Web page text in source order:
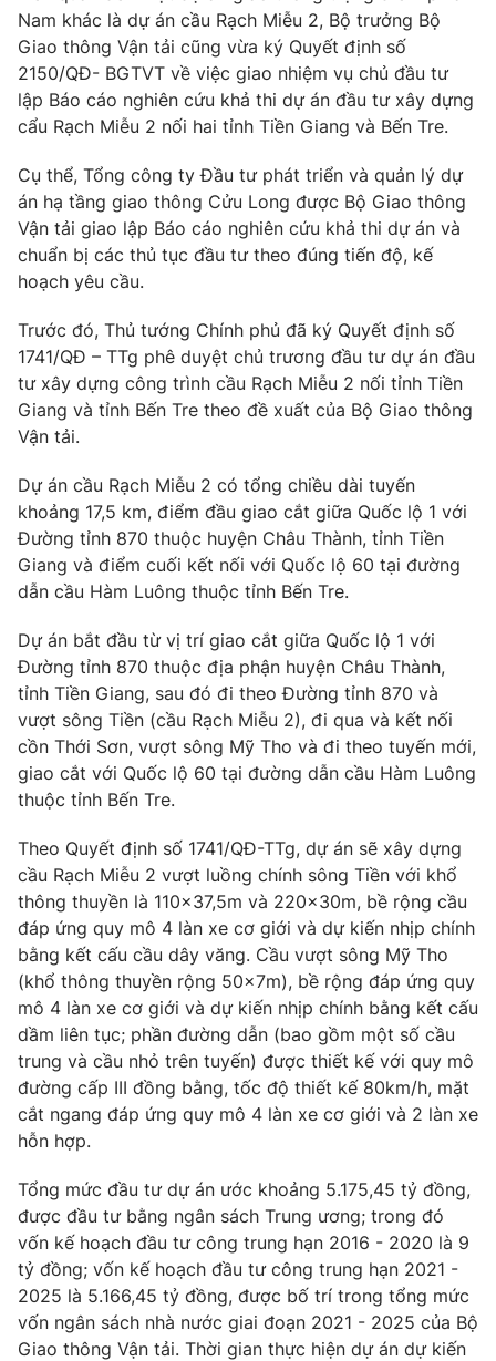
Nam khác là dự án cầu Rạch Miễu 2, Bộ trưởng Bộ
Giao thông Vận tải cũng vừa ký Quyết định số
2150/QĐ- BGTVT về việc giao nhiệm vụ chủ đầu tư
lập Báo cáo nghiên cứu khả thi dự án đầu tư xây dựng
cẩu Rạch Miễu 2 nối hai tỉnh Tiền Giang và Bến Tre.
Cụ thể, Tổng công ty Đầu tư phát triển và quản lý dự
án hạ tầng giao thông Cửu Long được Bộ Giao thông
Vận tải giao lập Báo cáo nghiên cứu khả thi dự án và
chuẩn bị các thủ tục đầu tư theo đúng tiến độ, kế
hoạch yêu cầu.
Trước đó, Thủ tướng Chính phủ đã ký Quyết định số
1741/QĐ – TTg phê duyệt chủ trương đầu tư dự án đầu
tư xây dựng công trình cầu Rạch Miễu 2 nối tỉnh Tiền
Giang và tỉnh Bến Tre theo đề xuất của Bộ Giao thông
Vận tải.
Dự án cầu Rạch Miễu 2 có tổng chiều dài tuyến
khoảng 17,5 km, điểm đầu giao cắt giữa Quốc lộ 1 với
Đường tỉnh 870 thuộc huyện Châu Thành, tỉnh Tiền
Giang và điểm cuối kết nối với Quốc lộ 60 tại đường
dẫn cầu Hàm Luông thuộc tỉnh Bến Tre.
Dự án bắt đầu từ vị trí giao cắt giữa Quốc lộ 1 với
Đường tỉnh 870 thuộc địa phận huyện Châu Thành,
tỉnh Tiền Giang, sau đó đi theo Đường tỉnh 870 và
vượt sông Tiền (cầu Rạch Miễu 2), đi qua và kết nối
cồn Thới Sơn, vượt sông Mỹ Tho và đi theo tuyến mới,
giao cắt với Quốc lộ 60 tại đường dẫn cầu Hàm Luông
thuộc tỉnh Bến Tre.
Theo Quyết định số 1741/QĐ-TTg, dự án sẽ xây dựng
cầu Rạch Miễu 2 vượt luồng chính sông Tiền với khổ
thông thuyền là 110x37,5m và 220x30m, bề rộng cầu
đáp ứng quy mô 4 làn xe cơ giới và dự kiến nhịp chính
bằng kết cấu cầu dây văng. Cầu vượt sông Mỹ Tho
(khổ thông thuyền rộng 50x7m), bề rộng đáp ứng quy
mô 4 làn xe cơ giới và dự kiến nhịp chính bằng kết cấu
dầm liên tục; phần đường dẫn (bao gồm một số cầu
trung và cầu nhỏ trên tuyến) được thiết kế với quy mô
đường cấp III đồng bằng, tốc độ thiết kế 80km/h, mặt
cắt ngang đáp ứng quy mô 4 làn xe cơ giới và 2 làn xe
hỗn hợp.
Tổng mức đầu tư dự án ước khoảng 5.175,45 tỷ đồng,
được đầu tư bằng ngân sách Trung ương; trong đó
vốn kế hoạch đầu tư công trung hạn 2016 - 2020 là 9
tỷ đồng; vốn kế hoạch đầu tư công trung hạn 2021 -
2025 là 5.166,45 tỷ đồng, được bố trí trong tổng mức
vốn ngân sách nhà nước giai đoạn 2021 - 2025 của Bộ
Giao thông Vận tải. Thời gian thực hiện dự án dự kiến